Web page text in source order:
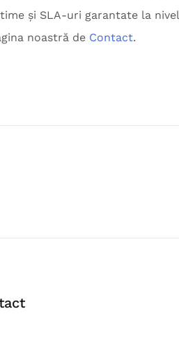
și SLA-uri garantate la nivel
noastră de Contact.